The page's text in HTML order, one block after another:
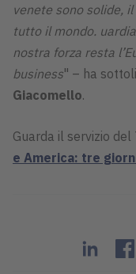
venete sono solide,
tutto il mondo.
nostra forza resta
business" – ha
Giacomello.
Guarda il servizio del
e America: tre